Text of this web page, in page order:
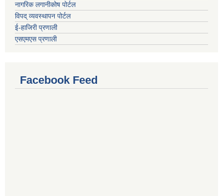
नागरिक लगानीकोष पोर्टल
विपद् व्यवस्थापन पोर्टल
ई-हाजिरी प्रणाली
एसएमएस प्रणाली
Facebook Feed